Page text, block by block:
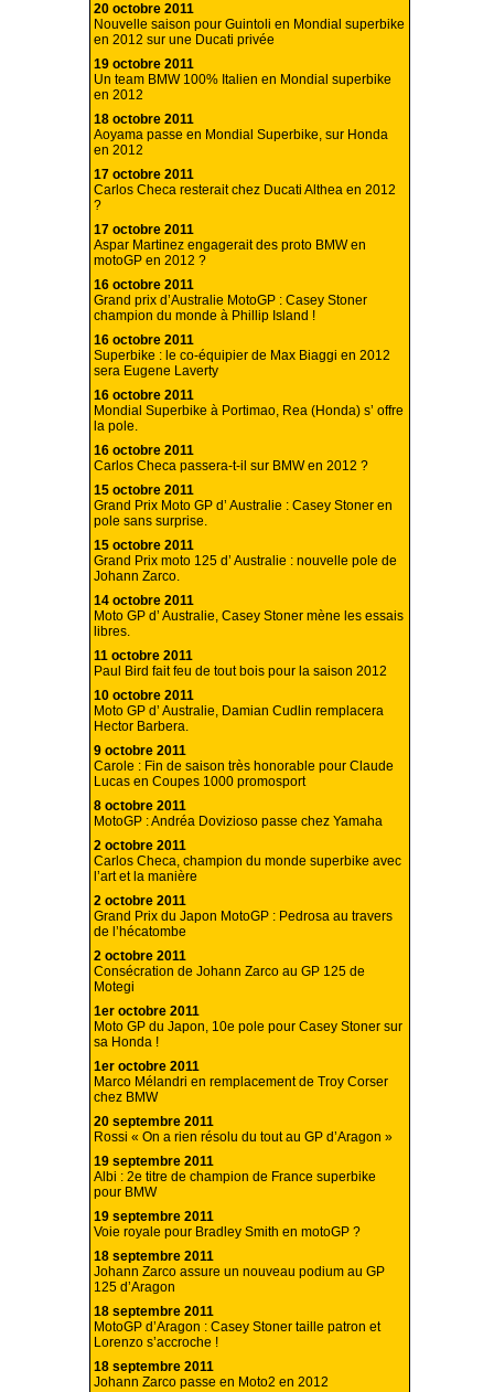
20 octobre 2011
Nouvelle saison pour Guintoli en Mondial superbike
en 2012 sur une Ducati privée
19 octobre 2011
Un team BMW 100% Italien en Mondial superbike
en 2012
18 octobre 2011
Aoyama passe en Mondial Superbike, sur Honda
en 2012
17 octobre 2011
Carlos Checa resterait chez Ducati Althea en 2012
?
17 octobre 2011
Aspar Martinez engagerait des proto BMW en
motoGP en 2012 ?
16 octobre 2011
Grand prix d’Australie MotoGP : Casey Stoner
champion du monde à Phillip Island !
16 octobre 2011
Superbike : le co-équipier de Max Biaggi en 2012
sera Eugene Laverty
16 octobre 2011
Mondial Superbike à Portimao, Rea (Honda) s’ offre
la pole.
16 octobre 2011
Carlos Checa passera-t-il sur BMW en 2012 ?
15 octobre 2011
Grand Prix Moto GP d’ Australie : Casey Stoner en
pole sans surprise.
15 octobre 2011
Grand Prix moto 125 d’ Australie : nouvelle pole de
Johann Zarco.
14 octobre 2011
Moto GP d’ Australie, Casey Stoner mène les essais
libres.
11 octobre 2011
Paul Bird fait feu de tout bois pour la saison 2012
10 octobre 2011
Moto GP d’ Australie, Damian Cudlin remplacera
Hector Barbera.
9 octobre 2011
Carole : Fin de saison très honorable pour Claude
Lucas en Coupes 1000 promosport
8 octobre 2011
MotoGP : Andréa Dovizioso passe chez Yamaha
2 octobre 2011
Carlos Checa, champion du monde superbike avec
l’art et la manière
2 octobre 2011
Grand Prix du Japon MotoGP : Pedrosa au travers
de l’hécatombe
2 octobre 2011
Consécration de Johann Zarco au GP 125 de
Motegi
1er octobre 2011
Moto GP du Japon, 10e pole pour Casey Stoner sur
sa Honda !
1er octobre 2011
Marco Mélandri en remplacement de Troy Corser
chez BMW
20 septembre 2011
Rossi « On a rien résolu du tout au GP d’Aragon »
19 septembre 2011
Albi : 2e titre de champion de France superbike
pour BMW
19 septembre 2011
Voie royale pour Bradley Smith en motoGP ?
18 septembre 2011
Johann Zarco assure un nouveau podium au GP
125 d’Aragon
18 septembre 2011
MotoGP d’Aragon : Casey Stoner taille patron et
Lorenzo s’accroche !
18 septembre 2011
Johann Zarco passe en Moto2 en 2012